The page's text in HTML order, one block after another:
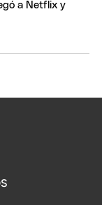
a Netflix y